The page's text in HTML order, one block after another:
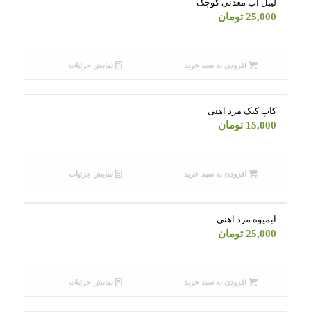
لیبل اب معدنی کوچک
25,000 تومان
افزودن به سبد خرید نمایش جزئیات
کاپ کیک مرد اهنی
15,000 تومان
افزودن به سبد خرید نمایش جزئیات
ابمیوه مرد اهنی
25,000 تومان
افزودن به سبد خرید نمایش جزئیات